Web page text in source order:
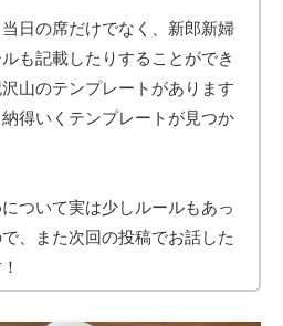
日の席だけでなく、新郎新婦
も記載したりすることができ
山のテンプレートがあります
得いくテンプレートが見つか
ついて実は少しルールもあっ
、また次回の投稿でお話した